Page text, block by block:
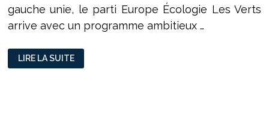
gauche unie, le parti Europe Écologie Les Verts
arrive avec un programme ambitieux …
DOSSIER
SUR
LA
LIRE LA SUITE